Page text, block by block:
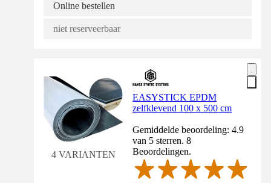
Online bestellen
niet reserveerbaar
4 VARIANTEN
EASYSTICK EPDM
zelfklevend 100 x 500 cm
Gemiddelde beoordeling: 4.9
van 5 sterren. 8
Beoordelingen.